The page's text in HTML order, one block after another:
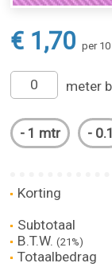
€ 1,70 per
meter
Korting
Subtotaal
B.T.W.(21%)
Totaalbedrag